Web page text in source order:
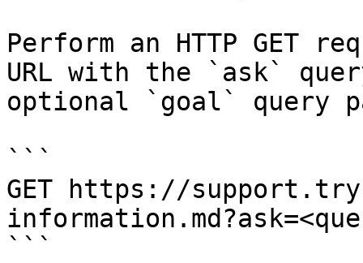
Perform an HTTP GET
URL with the `ask`
optional `goal` query
```
GET https://
```